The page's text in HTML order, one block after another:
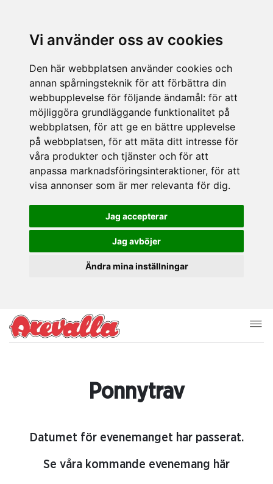
Vi använder oss av cookies
Den här webbplatsen använder cookies och
annan spårningsteknik för att förbättra din
webbupplevelse för följande ändamål: för att
möjliggöra grundläggande funktionalitet på
webbplatsen, för att ge en bättre upplevelse
på webbplatsen, för att mäta ditt intresse för
våra produkter och tjänster och för att
anpassa marknadsföringsinteraktioner, för att
visa annonser som är mer relevanta för dig.
Jag accepterar
Jag avböjer
Ändra mina inställningar
Ponnytrav
Datumet för evenemanget har passerat.
Se våra kommande evenemang här